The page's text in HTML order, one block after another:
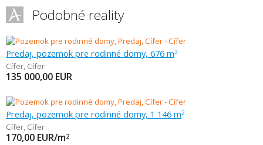
Podobné reality
Predaj, pozemok pre rodinné domy, 676 m2
Cífer, Cífer
135 000,00 EUR
Predaj, pozemok pre rodinné domy, 1 146 m2
Cífer, Cífer
170,00 EUR/m2